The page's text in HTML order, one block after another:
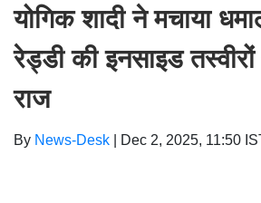
योगिक शादी ने मचाया
रेड्डी की इनसाइड
राज
By News-Desk Dec 2, 2025, 11:50